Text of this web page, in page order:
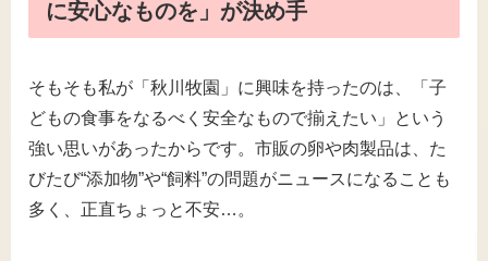
に安心なものを」が決め手
そもそも私が「秋川牧園」に興味を持ったのは、「子
どもの食事をなるべく安全なもので揃えたい」という
強い思いがあったからです。市販の卵や肉製品は、た
びたび“添加物”や“飼料”の問題がニュースになることも
多く、正直ちょっと不安…。